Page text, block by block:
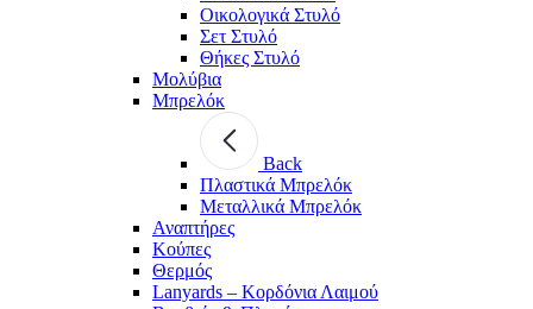
Οικολογικά Στυλό
Σετ Στυλό
Θήκες Στυλό
Μολύβια
Μπρελόκ
Back
Πλαστικά Μπρελόκ
Μεταλλικά Μπρελόκ
Αναπτήρες
Κούπες
Θερμός
Lanyards – Kορδόνια Λαιμού